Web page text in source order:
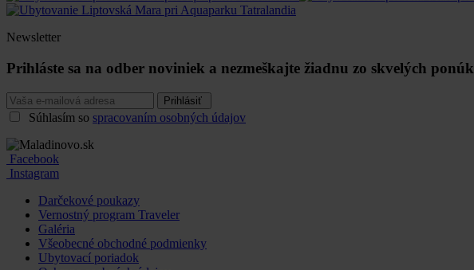
Newsletter
Prihláste sa na odber noviniek a nezmeškajte žiadnu zo skvelých ponúk
Prihlásiť
Súhlasím so spracovaním osobných údajov
Facebook
Instagram
Darčekové poukazy
Vernostný program Traveler
Galéria
Všeobecné obchodné podmienky
Ubytovací poriadok